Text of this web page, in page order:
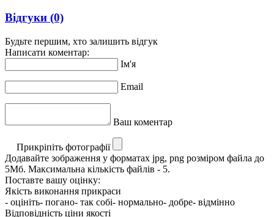
Відгуки (0)
Будьте першим, хто залишить відгук
Написати коментар:
Ім'я
Email
Ваш коментар
Прикріпіть фотографії
Додавайте зображення у форматах jpg, png розміром файла до
5Мб. Максимальна кількість файлів - 5.
Поставте вашу оцінку:
Якість виконання прикраси
- оцініть- погано- так собі- нормально- добре- відмінно
Відповідність ціни якості